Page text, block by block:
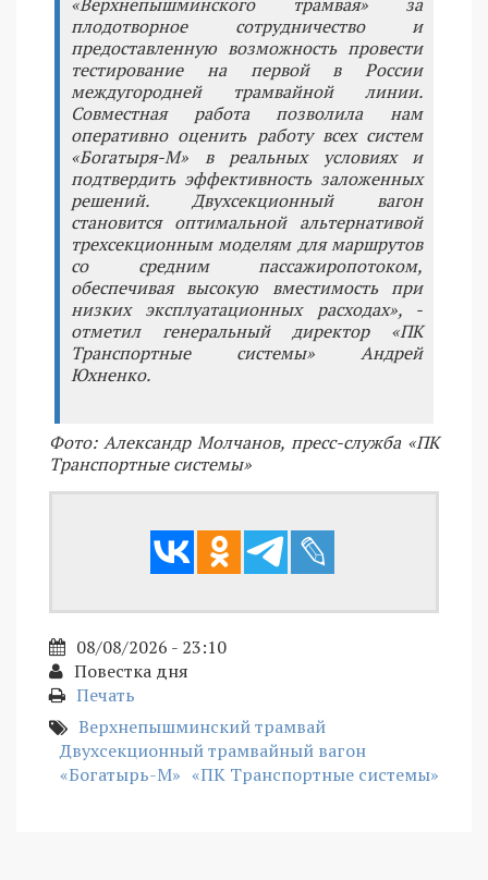
плодотворное сотрудничество и
предоставленную возможность провести
тестирование на первой в России
междугородней трамвайной линии.
Совместная работа позволила нам
оперативно оценить работу всех систем
«Богатыря-М» в реальных условиях и
подтвердить эффективность заложенных
решений. Двухсекционный вагон
становится оптимальной альтернативой
трехсекционным моделям для маршрутов
со средним пассажиропотоком,
обеспечивая высокую вместимость при
низких эксплуатационных расходах», -
отметил генеральный директор «ПК
Транспортные системы» Андрей
Юхненко.
Фото: Александр Молчанов, пресс-служба «ПК
Транспортные системы»
08/08/2026 - 23:10
Повестка дня
Печать
Верхнепышминский трамвай
Двухсекционный трамвайный вагон
«Богатырь-М» «ПК Транспортные системы»